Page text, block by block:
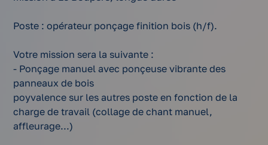
Poste : opérateur ponçage finition bois (h/f).
Votre mission sera la suivante :
- Ponçage manuel avec ponçeuse vibrante des
panneaux de bois
poyvalence sur les autres poste en fonction de la
charge de travail (collage de chant manuel,
affleurage...)